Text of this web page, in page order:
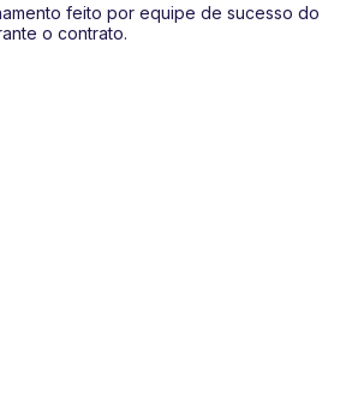
feito por equipe de sucesso do
o contrato.